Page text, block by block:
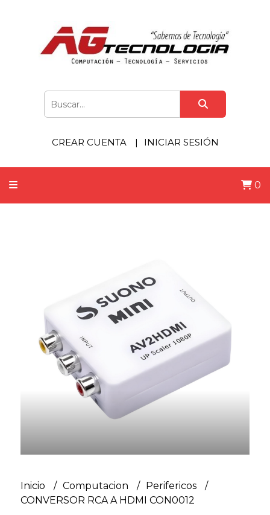
CREAR CUENTA INICIAR SESIÓN
0
Inicio Computacion
Perifericos
CONVERSOR RCA A HDMI CON0012